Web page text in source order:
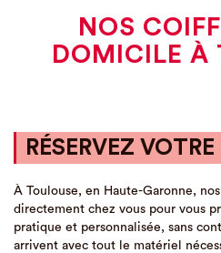
NOS
DOMICILE À
RÉSERVEZ
À Toulouse, en Haute-Garonne,
directement chez vous pour vous
pratique et personnalisée, sans
arrivent avec tout le matériel